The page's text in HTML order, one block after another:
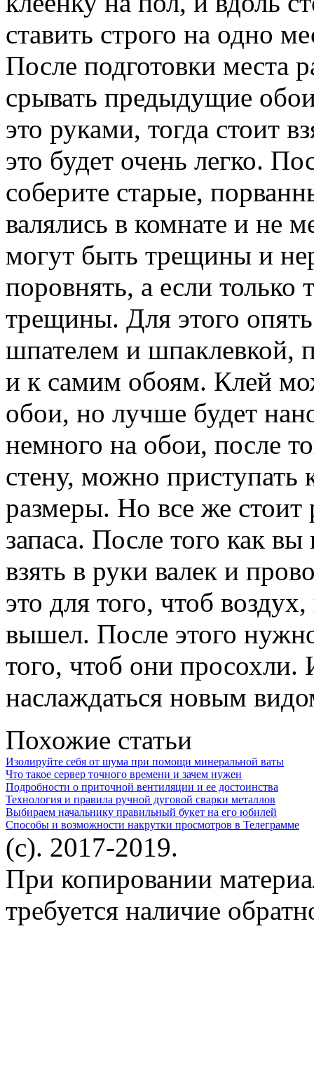
ставить строго на одно
После подготовки места
срывать предыдущие
это руками, тогда стоит
это будет очень легко.
соберите старые,
валялись в комнате и не
могут быть трещины и
поровнять, а если только
трещины. Для этого
шпателем и шпаклевкой,
и к самим обоям. Клей
обои, но лучше будет
немного на обои, после
стену, можно приступать
размеры. Но все же стоит
запаса. После того как
взять в руки валек и
это для того, чтоб
вышел. После этого
того, чтоб они просохли.
наслаждаться новым
Похожие статьи
Изолируйте себя от шума при помощи минеральной ваты
Что такое сервер точного времени и зачем нужен
Подробности о приточной вентиляции и ее достоинства
Технология и правила ручной дуговой сварки металлов
Выбираем начальнику правильный букет на его юбилей
Способы и возможности накрутки просмотров в Телеграмме
(c). 2017-2019.
При копировании
требуется наличие